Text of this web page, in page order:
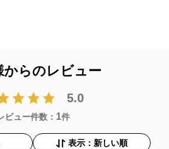
からのレビュー
5.0
ビュー件数： 1件
表示：新しい順